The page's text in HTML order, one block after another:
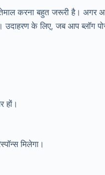
करना बहुत जरूरी है। अगर
के लिए, जब आप ब्लॉग
हों।
मिलेगा।